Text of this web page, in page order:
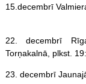
15.decembrī
22. decembrī
Torņakalnā, plkst.
23. decembrī